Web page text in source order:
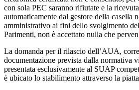
con sola PEC saranno rifiutate e la
automaticamente dal gestore della casella
amministrativo ai fini dello svolgimento
Parimenti, non è accettato nulla che
La domanda per il rilascio dell’AUA,
documentazione prevista dalla normativa
presentata esclusivamente al SUAP
è ubicato lo stabilimento attraverso la